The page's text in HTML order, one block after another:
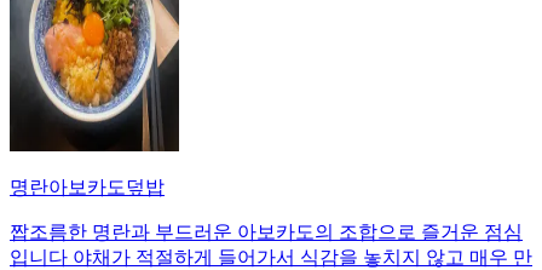
명란아보카도덮밥
짭조름한 명란과 부드러운 아보카도의 조합으로 즐거운 점심
입니다 야채가 적절하게 들어가서 식감을 놓치지 않고 매우 만